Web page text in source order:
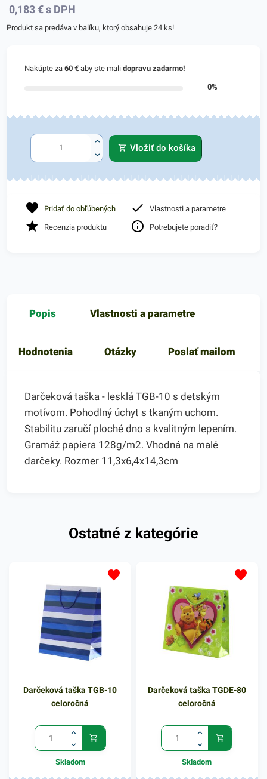
0,183€ s DPH
Produkt sa predáva v balíku, ktorý obsahuje 24 ks!
Nakúpte za60 € aby ste malidopravu zadarmo!
0%
Vložiť do košíka
Pridať do obľúbených Vlastnosti a parametre
Recenzia produktu Potrebujete poradiť?
Popis Vlastnosti a parametre
Hodnotenia Otázky Poslať mailom
Darčeková taška - lesklá TGB-10 s detským
motívom. Pohodlný úchyt s tkaným uchom.
Stabilitu zaručí ploché dno s kvalitným lepením.
Gramáž papiera 128g/m2. Vhodná na malé
darčeky. Rozmer 11,3x6,4x14,3cm
Ostatné z kategórie
Darčeková taška TGB-10
celoročná
Skladom
Darčeková taška TGDE-80
celoročná
Skladom